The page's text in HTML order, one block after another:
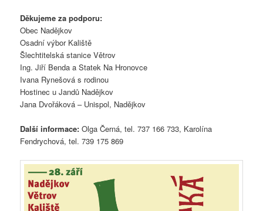
Děkujeme za podporu:
Obec Nadějkov
Osadní výbor Kaliště
Šlechtitelská stanice Větrov
Ing. Jiří Benda a Statek Na Hronovce
Ivana Rynešová s rodinou
Hostinec u Jandů Nadějkov
Jana Dvořáková – Unispol, Nadějkov
Další informace: Olga Černá, tel. 737 166 733, Karolína
Fendrychová, tel. 739 175 869